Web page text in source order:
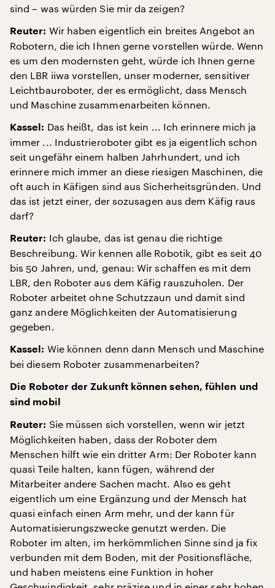
sind – was würden Sie mir da zeigen?
Reuter: Wir haben eigentlich ein breites Angebot an
Robotern, die ich Ihnen gerne vorstellen würde. Wenn
es um den modernsten geht, würde ich Ihnen gerne
den LBR iiwa vorstellen, unser moderner, sensitiver
Leichtbauroboter, der es ermöglicht, dass Mensch
und Maschine zusammenarbeiten können.
Kassel: Das heißt, das ist kein ... Ich erinnere mich ja
immer ... Industrieroboter gibt es ja eigentlich schon
seit ungefähr einem halben Jahrhundert, und ich
erinnere mich immer an diese riesigen Maschinen, die
oft auch in Käfigen sind aus Sicherheitsgründen. Und
das ist jetzt einer, der sozusagen aus dem Käfig raus
darf?
Reuter: Ich glaube, das ist genau die richtige
Beschreibung. Wir kennen alle Robotik, gibt es seit 40
bis 50 Jahren, und, genau: Wir schaffen es mit dem
LBR, den Roboter aus dem Käfig rauszuholen. Der
Roboter arbeitet ohne Schutzzaun und damit sind
ganz andere Möglichkeiten der Automatisierung
gegeben.
Kassel: Wie können denn dann Mensch und Maschine
bei diesem Roboter zusammenarbeiten?
Die Roboter der Zukunft können sehen, fühlen und
sind mobil
Reuter: Sie müssen sich vorstellen, wenn wir jetzt
Möglichkeiten haben, dass der Roboter dem
Menschen hilft wie ein dritter Arm: Der Roboter kann
quasi Teile halten, kann fügen, während der
Mitarbeiter andere Sachen macht. Also es geht
eigentlich um eine Ergänzung und der Mensch hat
quasi einfach einen Arm mehr, und der kann für
Automatisierungszwecke genutzt werden. Die
Roboter im alten, im herkömmlichen Sinne sind ja fix
verbunden mit dem Boden, mit der Positionsfläche,
und haben meistens eine Funktion in hoher